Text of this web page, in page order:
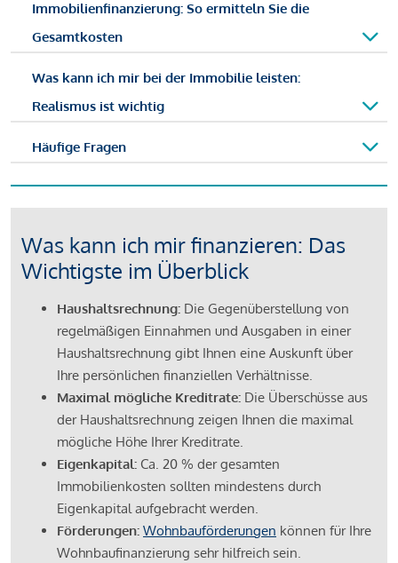
Immobilienfinanzierung: So ermitteln Sie die
Gesamtkosten
Was kann ich mir bei der Immobilie leisten:
Realismus ist wichtig
Häufige Fragen
Was kann ich mir finanzieren: Das
Wichtigste im Überblick
Haushaltsrechnung: Die Gegenüberstellung von
regelmäßigen Einnahmen und Ausgaben in einer
Haushaltsrechnung gibt Ihnen eine Auskunft über
Ihre persönlichen finanziellen Verhältnisse.
Maximal mögliche Kreditrate: Die Überschüsse aus
der Haushaltsrechnung zeigen Ihnen die maximal
mögliche Höhe Ihrer Kreditrate.
Eigenkapital: Ca. 20 % der gesamten
Immobilienkosten sollten mindestens durch
Eigenkapital aufgebracht werden.
Förderungen: Wohnbauförderungen können für Ihre
Wohnbaufinanzierung sehr hilfreich sein.